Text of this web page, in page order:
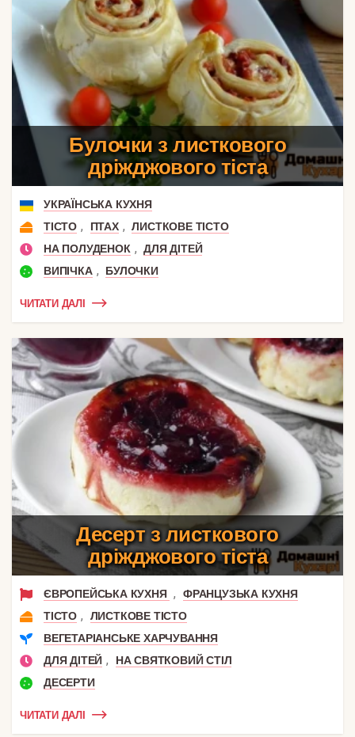
Булочки з листкового
дріжджового тіста
УКРАЇНСЬКА КУХНЯ
ТІСТО , ПТАХ , ЛИСТКОВЕ ТІСТО
НА ПОЛУДЕНОК , ДЛЯ ДІТЕЙ
ВИПІЧКА , БУЛОЧКИ
ЧИТАТИ ДАЛІ
Десерт з листкового
дріжджового тіста
ЄВРОПЕЙСЬКА КУХНЯ ,
ФРАНЦУЗЬКА КУХНЯ
ТІСТО ,
ЛИСТКОВЕ ТІСТО
ВЕГЕТАРІАНСЬКЕ ХАРЧУВАННЯ
ДЛЯ ДІТЕЙ ,
НА СВЯТКОВИЙ СТІЛ
ДЕСЕРТИ
ЧИТАТИ ДАЛІ